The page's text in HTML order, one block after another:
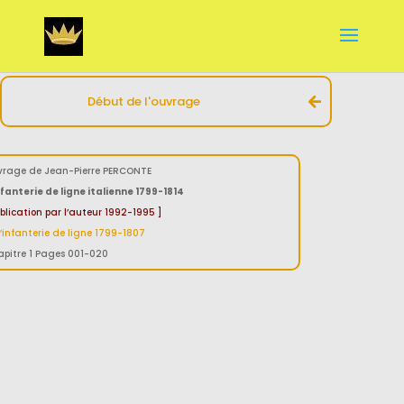
Début de l'ouvrage
de Jean-Pierre PERCONTE
de ligne italienne 1799-1814
par l’auteur 1992-1995 ]
de ligne 1799-1807
1 Pages 001-020